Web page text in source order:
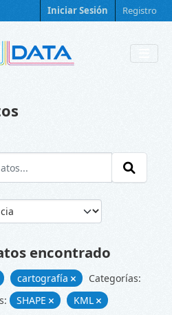
Iniciar Sesión Registro
encontrado
cartografía
Categorías:
SHAPE
KML